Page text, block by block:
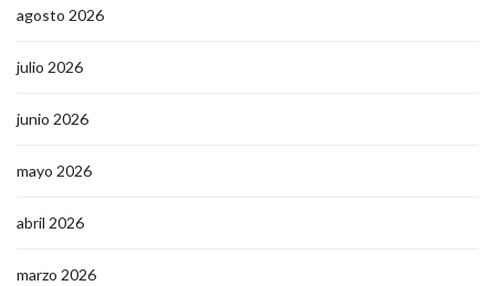
agosto 2026
julio 2026
junio 2026
mayo 2026
abril 2026
marzo 2026